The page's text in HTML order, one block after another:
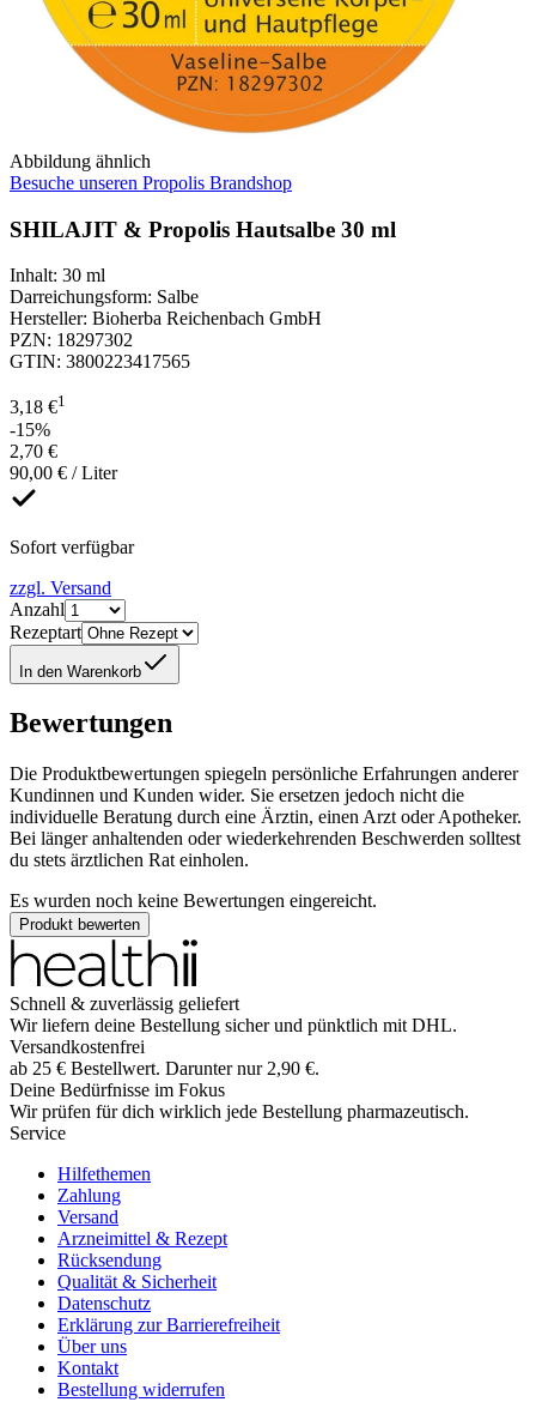
Abbildung ähnlich
Besuche unseren Propolis Brandshop
SHILAJIT & Propolis Hautsalbe 30 ml
Inhalt: 30 ml
Darreichungsform: Salbe
Hersteller: Bioherba Reichenbach GmbH
PZN: 18297302
GTIN: 3800223417565
3,18 €1
-15%
2,70 €
90,00 € / Liter
Sofort verfügbar
zzgl. Versand
Anzahl
Rezeptart
In den Warenkorb
Bewertungen
Die Produktbewertungen spiegeln persönliche Erfahrungen anderer
Kundinnen und Kunden wider. Sie ersetzen jedoch nicht die
individuelle Beratung durch eine Ärztin, einen Arzt oder Apotheker.
Bei länger anhaltenden oder wiederkehrenden Beschwerden solltest
du stets ärztlichen Rat einholen.
Es wurden noch keine Bewertungen eingereicht.
Produkt bewerten
Schnell & zuverlässig geliefert
Wir liefern deine Bestellung sicher und pünktlich mit DHL.
Versandkostenfrei
ab 25 € Bestellwert. Darunter nur 2,90 €.
Deine Bedürfnisse im Fokus
Wir prüfen für dich wirklich jede Bestellung pharmazeutisch.
Service
Hilfethemen
Zahlung
Versand
Arzneimittel & Rezept
Rücksendung
Qualität & Sicherheit
Datenschutz
Erklärung zur Barrierefreiheit
Über uns
Kontakt
Bestellung widerrufen